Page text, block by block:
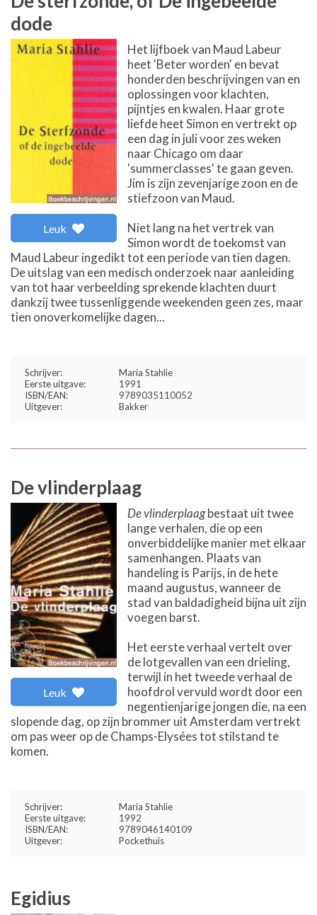
dode
Leuk
Het lijfboek van Maud Labeur
heet 'Beter worden' en bevat
honderden beschrijvingen van en
oplossingen voor klachten,
pijntjes en kwalen. Haar grote
liefde heet Simon en vertrekt op
een dag in juli voor zes weken
naar Chicago om daar
'summerclasses' te gaan geven.
Jim is zijn zevenjarige zoon en de
stiefzoon van Maud.
Niet lang na het vertrek van
Simon wordt de toekomst van
Maud Labeur ingedikt tot een periode van tien dagen.
De uitslag van een medisch onderzoek naar aanleiding
van tot haar verbeelding sprekende klachten duurt
dankzij twee tussenliggende weekenden geen zes, maar
tien onoverkomelijke dagen...
Schrijver:
Maria Stahlie
Eerste uitgave:
1991
ISBN/EAN:
9789035110052
Uitgever:
Bakker
De vlinderplaag
Leuk
De vlinderplaagbestaat uit twee
lange verhalen, die op een
onverbiddelijke manier met elkaar
samenhangen. Plaats van
handeling is Parijs, in de hete
maand augustus, wanneer de
stad van baldadigheid bijna uit zijn
voegen barst.
Het eerste verhaal vertelt over
de lotgevallen van een drieling,
terwijl in het tweede verhaal de
hoofdrol vervuld wordt door een
negentienjarige jongen die, na een
slopende dag, op zijn brommer uit Amsterdam vertrekt
om pas weer op de Champs-Elysées tot stilstand te
komen.
Schrijver:
Maria Stahlie
Eerste uitgave:
1992
ISBN/EAN:
9789046140109
Uitgever:
Pockethuis
Egidius